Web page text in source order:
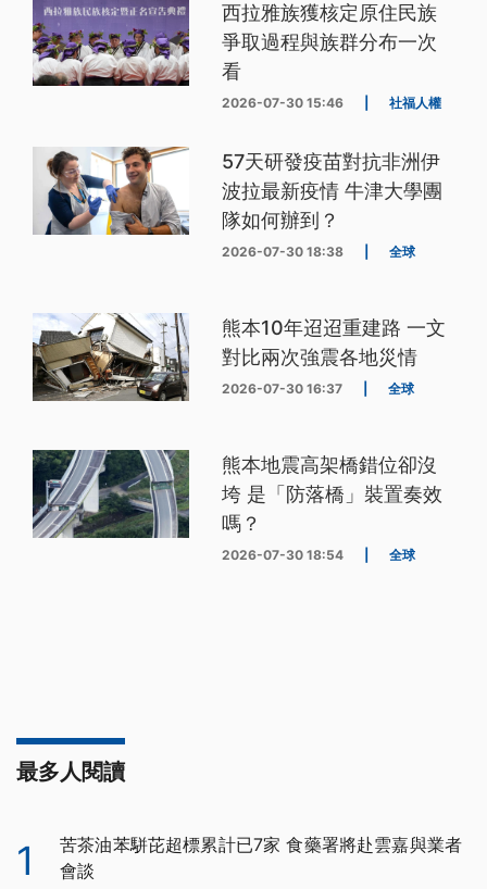
西拉雅族獲核定原住民族
爭取過程與族群分布一次
看
2026-07-30 15:46 社福人權
57天研發疫苗對抗非洲伊
波拉最新疫情 牛津大學團
隊如何辦到？
2026-07-30 18:38 全球
熊本10年迢迢重建路 一文
對比兩次強震各地災情
2026-07-30 16:37 全球
熊本地震高架橋錯位卻沒
垮 是「防落橋」裝置奏效
嗎？
2026-07-30 18:54 全球
最多人閱讀
1
苦茶油苯駢芘超標累計已7家 食藥署將赴雲嘉與業者
會談